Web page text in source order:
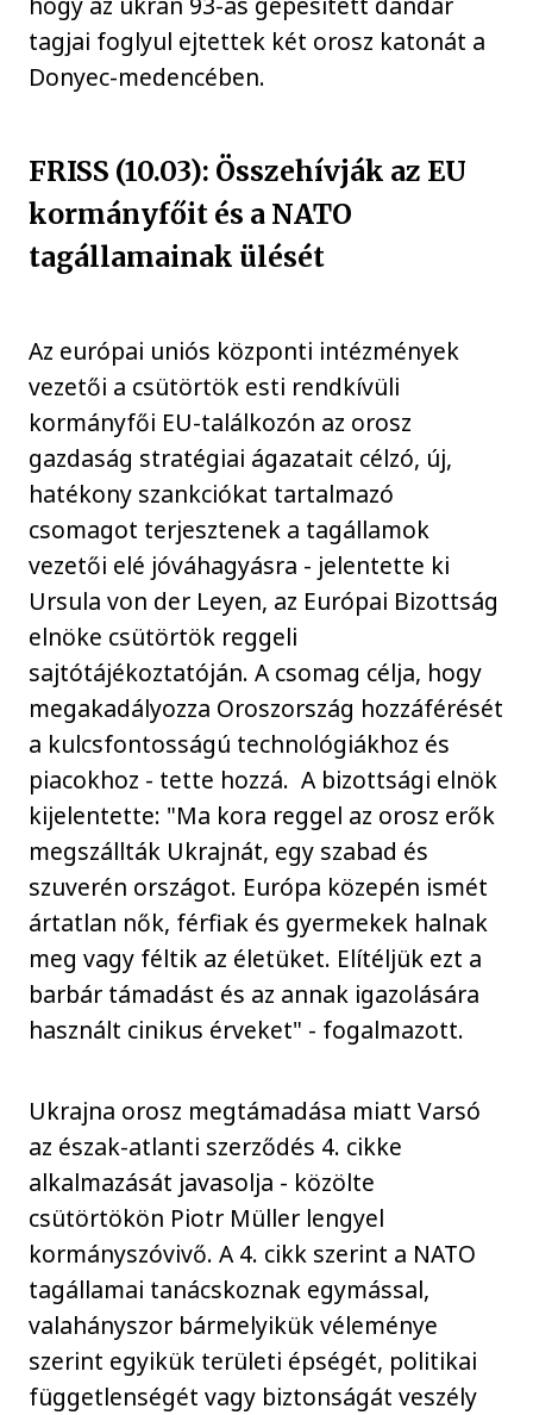
tagjai foglyul ejtettek két orosz katonát a
Donyec-medencében.
FRISS (10.03): Összehívják az EU
kormányfőit és a NATO
tagállamainak ülését
Az európai uniós központi intézmények
vezetői a csütörtök esti rendkívüli
kormányfői EU-találkozón az orosz
gazdaság stratégiai ágazatait célzó, új,
hatékony szankciókat tartalmazó
csomagot terjesztenek a tagállamok
vezetői elé jóváhagyásra - jelentette ki
Ursula von der Leyen, az Európai Bizottság
elnöke csütörtök reggeli
sajtótájékoztatóján. A csomag célja, hogy
megakadályozza Oroszország hozzáférését
a kulcsfontosságú technológiákhoz és
piacokhoz - tette hozzá. A bizottsági elnök
kijelentette: "Ma kora reggel az orosz erők
megszállták Ukrajnát, egy szabad és
szuverén országot. Európa közepén ismét
ártatlan nők, férfiak és gyermekek halnak
meg vagy féltik az életüket. Elítéljük ezt a
barbár támadást és az annak igazolására
használt cinikus érveket" - fogalmazott.
Ukrajna orosz megtámadása miatt Varsó
az észak-atlanti szerződés 4. cikke
alkalmazását javasolja - közölte
csütörtökön Piotr Müller lengyel
kormányszóvivő. A 4. cikk szerint a NATO
tagállamai tanácskoznak egymással,
valahányszor bármelyikük véleménye
szerint egyikük területi épségét, politikai
függetlenségét vagy biztonságát veszély